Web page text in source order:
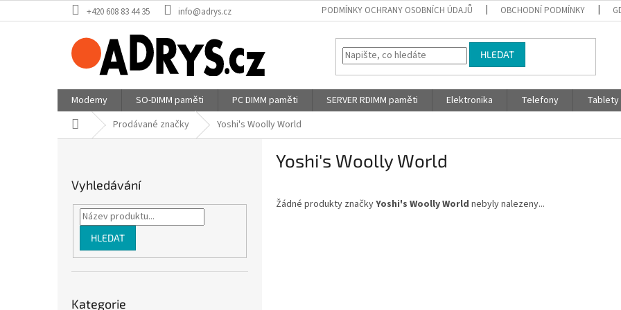
na
+420 608 83 44 35 info@adrys.cz PODMÍNKY OCHRANY OSOBNÍCH ÚDAJŮ OBCHODNÍ PODMÍNKY
HLEDAT
Modemy SO-DIMM paměti PC DIMM paměti SERVER RDIMM paměti Elektronika Telefony Tablety
Domů Prodávané značky Yoshi's Woolly World
Vyhledávání
HLEDAT
kategorie
Kategorie
Yoshi's Woolly World
Žádné produkty značkyYoshi's Woolly World nebyly nalezeny...